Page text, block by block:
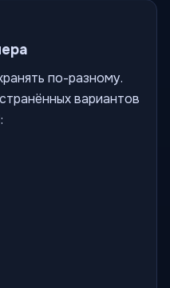
по-разному.
вариантов
: